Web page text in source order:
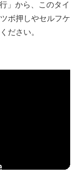
」から、このタイ
ボ押しやセルフケ
ださい。